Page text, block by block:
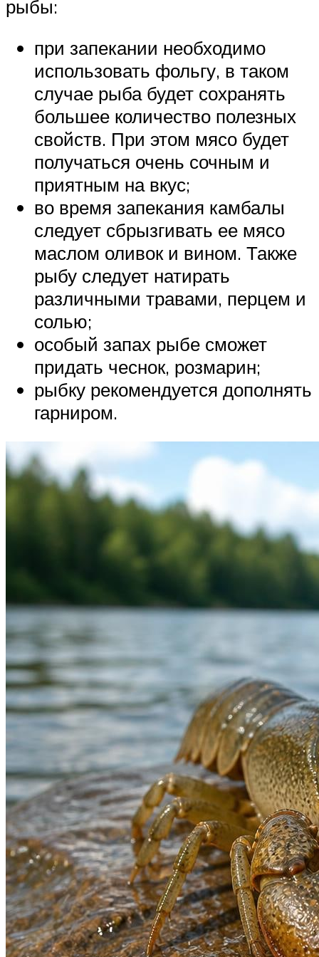
рыбы:
при запекании необходимо
использовать фольгу, в таком
случае рыба будет сохранять
большее количество полезных
свойств. При этом мясо будет
получаться очень сочным и
приятным на вкус;
во время запекания камбалы
следует сбрызгивать ее мясо
маслом оливок и вином. Также
рыбу следует натирать
различными травами, перцем и
солью;
особый запах рыбе сможет
придать чеснок, розмарин;
рыбку рекомендуется дополнять
гарниром.